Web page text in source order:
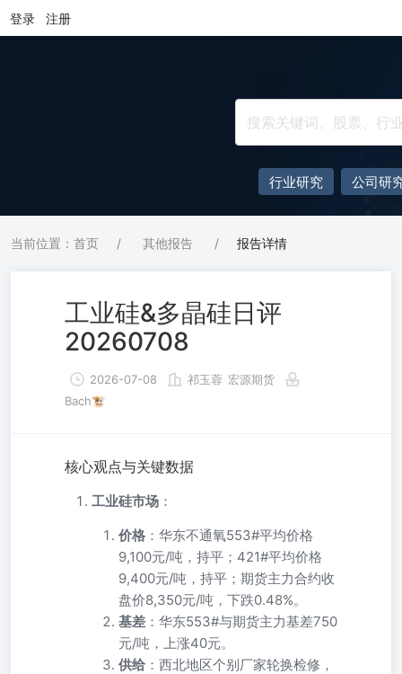
登录 注册
行业研究 公司研
当前位置：首页 / 其他报告 / 报告详情
工业硅&多晶硅日评
20260708
2026-07-08 祁玉蓉 宏源期货
Bach🐮
核心观点与关键数据
工业硅市场 ：
价格 ：华东不通氧553#平均价格
9,100元/吨，持平；421#平均价格
9,400元/吨，持平；期货主力合约收
盘价8,350元/吨，下跌0.48%。
基差 ：华东553#与期货主力基差750
元/吨，上涨40元。
供给 ：西北地区个别厂家轮换检修，